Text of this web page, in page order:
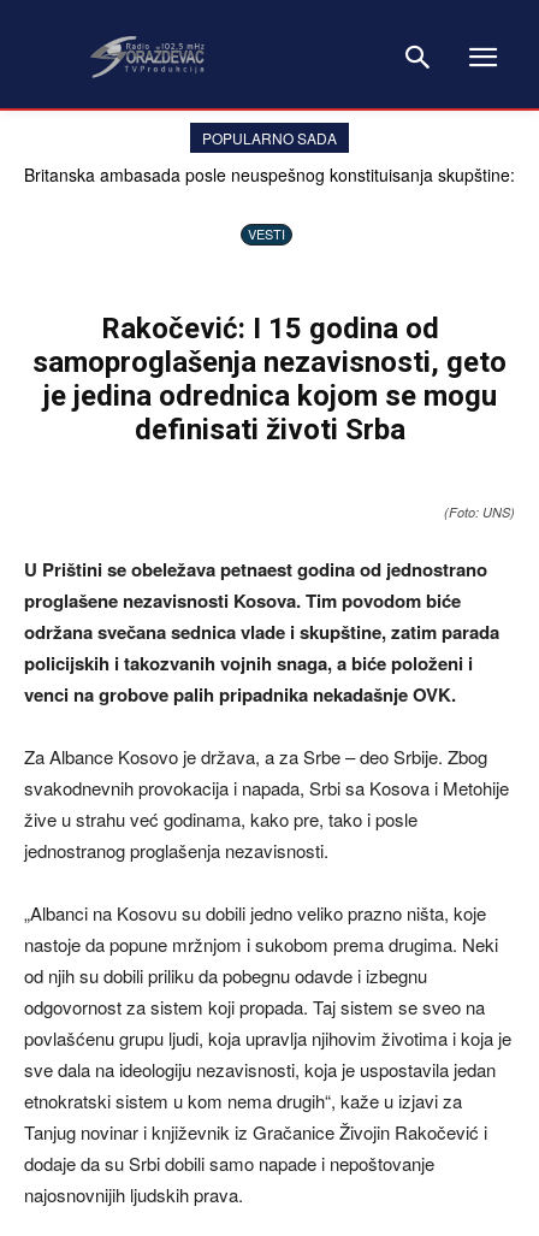
POPULARNO SADA
Britanska ambasada posle neuspešnog konstituisanja skupštine:
VESTI
Rakočević: I 15 godina od
samoproglašenja nezavisnosti, geto
je jedina odrednica kojom se mogu
definisati životi Srba
(Foto: UNS)
U Prištini se obeležava petnaest godina od jednostrano
proglašene nezavisnosti Kosova. Tim povodom biće
održana svečana sednica vlade i skupštine, zatim parada
policijskih i takozvanih vojnih snaga, a biće položeni i
venci na grobove palih pripadnika nekadašnje OVK.
Za Albance Kosovo je država, a za Srbe – deo Srbije. Zbog
svakodnevnih provokacija i napada, Srbi sa Kosova i Metohije
žive u strahu već godinama, kako pre, tako i posle
jednostranog proglašenja nezavisnosti.
„Albanci na Kosovu su dobili jedno veliko prazno ništa, koje
nastoje da popune mržnjom i sukobom prema drugima. Neki
od njih su dobili priliku da pobegnu odavde i izbegnu
odgovornost za sistem koji propada. Taj sistem se sveo na
povlašćenu grupu ljudi, koja upravlja njihovim životima i koja je
sve dala na ideologiju nezavisnosti, koja je uspostavila jedan
etnokratski sistem u kom nema drugih“, kaže u izjavi za
Tanjug novinar i književnik iz Gračanice Živojin Rakočević i
dodaje da su Srbi dobili samo napade i nepoštovanje
najosnovnijih ljudskih prava.